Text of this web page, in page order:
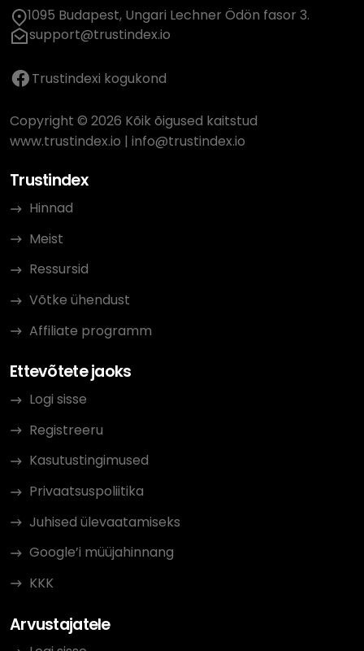
1095 Budapest, Ungari Lechner Ödön fasor 3.
support@trustindex.io
Trustindexi kogukond
Copyright © 2026 Kõik õigused kaitstud
www.trustindex.io | info@trustindex.io
Trustindex
Hinnad
Meist
Ressursid
Võtke ühendust
Affiliate programm
Ettevõtete jaoks
Logi sisse
Registreeru
Kasutustingimused
Privaatsuspoliitika
Juhised ülevaatamiseks
Google’i müüjahinnang
KKK
Arvustajatele